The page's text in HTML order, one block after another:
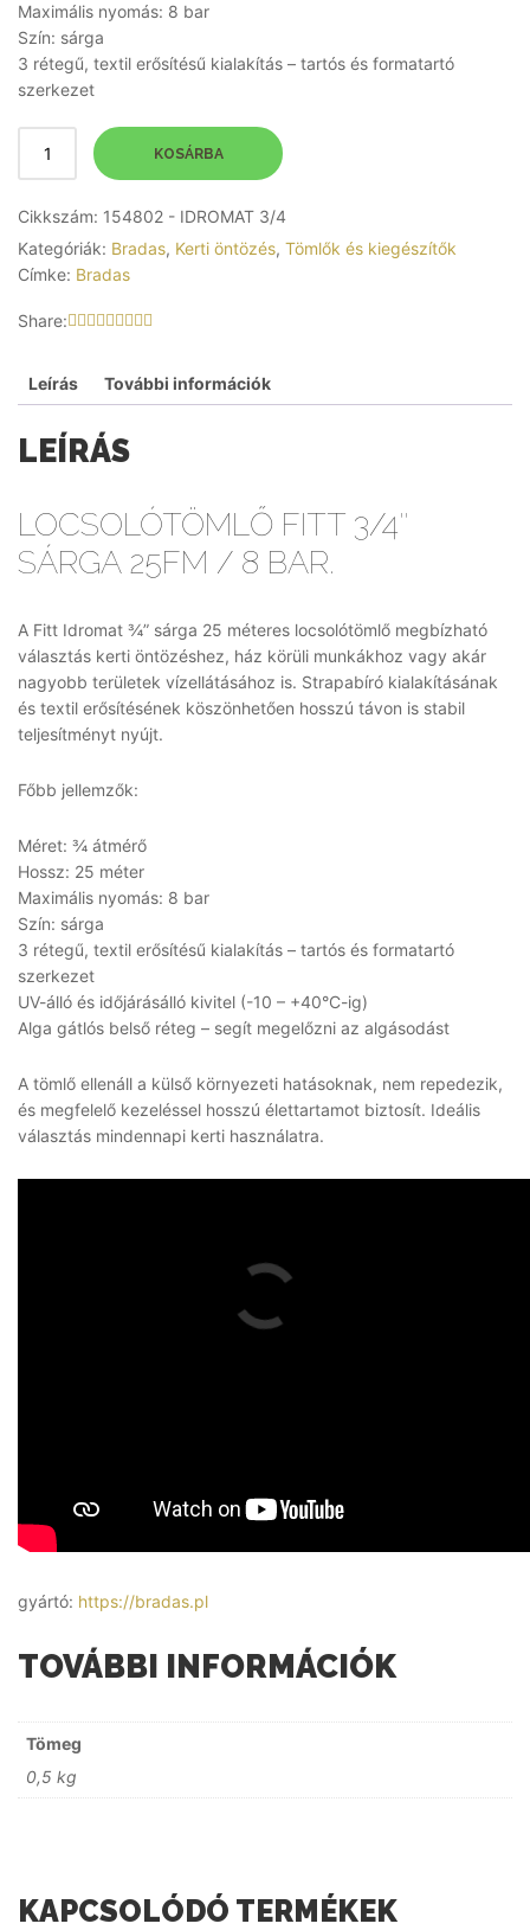
Maximális nyomás: 8 bar
Szín: sárga
3 rétegű, textil erősítésű kialakítás – tartós és formatartó
szerkezet
KOSÁRBA
Cikkszám: 154802 - IDROMAT 3/4
Kategóriák: Bradas, Kerti öntözés, Tömlők és kiegészítők
Címke: Bradas
Share:
Leírás További információk
LEÍRÁS
LOCSOLÓTÖMLŐ FITT 3/4″
SÁRGA 25FM / 8 BAR.
A Fitt Idromat ¾” sárga 25 méteres locsolótömlő megbízható
választás kerti öntözéshez, ház körüli munkákhoz vagy akár
nagyobb területek vízellátásához is. Strapabíró kialakításának
és textil erősítésének köszönhetően hosszú távon is stabil
teljesítményt nyújt.
Főbb jellemzők:
Méret: ¾ átmérő
Hossz: 25 méter
Maximális nyomás: 8 bar
Szín: sárga
3 rétegű, textil erősítésű kialakítás – tartós és formatartó
szerkezet
UV-álló és időjárásálló kivitel (-10 – +40°C-ig)
Alga gátlós belső réteg – segít megelőzni az algásodást
A tömlő ellenáll a külső környezeti hatásoknak, nem repedezik,
és megfelelő kezeléssel hosszú élettartamot biztosít. Ideális
választás mindennapi kerti használatra.
gyártó: https://bradas.pl
TOVÁBBI INFORMÁCIÓK
Tömeg
0,5 kg
KAPCSOLÓDÓ TERMÉKEK